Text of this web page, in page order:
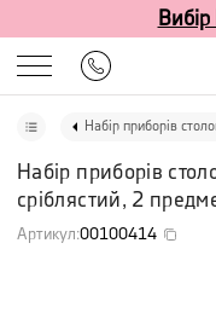
Набір приборів
Набір приборів
сріблястий, 2
Артикул:00100414